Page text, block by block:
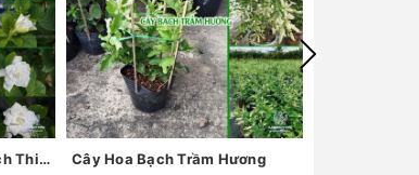
Cây Hoa Dành Dành, Bạch Thiên Hương Cây Hoa Bạch Trầm Hương